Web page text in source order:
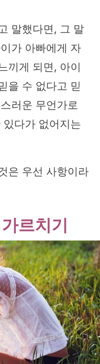
말했다면, 그 말
가 아빠에게 자
끼게 되면, 아이
을 수 없다고 믿
러운 무언가로
다가 없어지는
은 우선 사항이라
르치기